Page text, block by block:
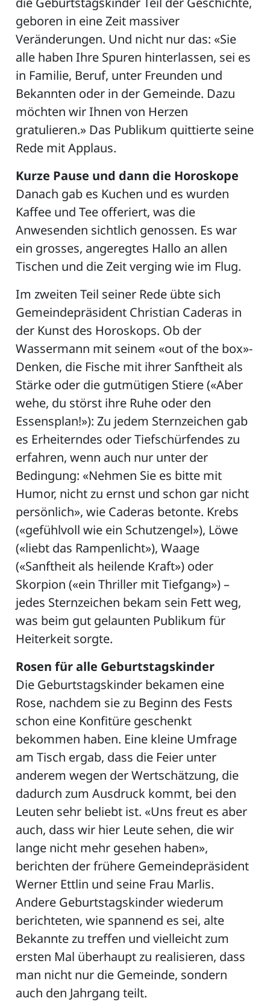
geboren in eine Zeit massiver
Veränderungen. Und nicht nur das: «Sie
alle haben Ihre Spuren hinterlassen, sei es
in Familie, Beruf, unter Freunden und
Bekannten oder in der Gemeinde. Dazu
möchten wir Ihnen von Herzen
gratulieren.» Das Publikum quittierte seine
Rede mit Applaus.
Kurze Pause und dann die Horoskope
Danach gab es Kuchen und es wurden
Kaffee und Tee offeriert, was die
Anwesenden sichtlich genossen. Es war
ein grosses, angeregtes Hallo an allen
Tischen und die Zeit verging wie im Flug.
Im zweiten Teil seiner Rede übte sich
Gemeindepräsident Christian Caderas in
der Kunst des Horoskops. Ob der
Wassermann mit seinem «out of the box»-
Denken, die Fische mit ihrer Sanftheit als
Stärke oder die gutmütigen Stiere («Aber
wehe, du störst ihre Ruhe oder den
Essensplan!»): Zu jedem Sternzeichen gab
es Erheiterndes oder Tiefschürfendes zu
erfahren, wenn auch nur unter der
Bedingung: «Nehmen Sie es bitte mit
Humor, nicht zu ernst und schon gar nicht
persönlich», wie Caderas betonte. Krebs
(«gefühlvoll wie ein Schutzengel»), Löwe
(«liebt das Rampenlicht»), Waage
(«Sanftheit als heilende Kraft») oder
Skorpion («ein Thriller mit Tiefgang») –
jedes Sternzeichen bekam sein Fett weg,
was beim gut gelaunten Publikum für
Heiterkeit sorgte.
Rosen für alle Geburtstagskinder
Die Geburtstagskinder bekamen eine
Rose, nachdem sie zu Beginn des Fests
schon eine Konfitüre geschenkt
bekommen haben. Eine kleine Umfrage
am Tisch ergab, dass die Feier unter
anderem wegen der Wertschätzung, die
dadurch zum Ausdruck kommt, bei den
Leuten sehr beliebt ist. «Uns freut es aber
auch, dass wir hier Leute sehen, die wir
lange nicht mehr gesehen haben»,
berichten der frühere Gemeindepräsident
Werner Ettlin und seine Frau Marlis.
Andere Geburtstagskinder wiederum
berichteten, wie spannend es sei, alte
Bekannte zu treffen und vielleicht zum
ersten Mal überhaupt zu realisieren, dass
man nicht nur die Gemeinde, sondern
auch den Jahrgang teilt.